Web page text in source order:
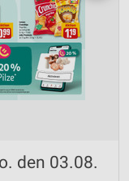
den 03.08.